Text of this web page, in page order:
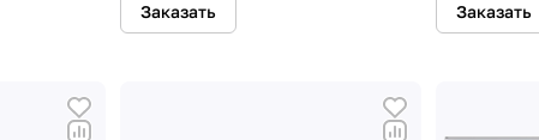
Заказать Заказать